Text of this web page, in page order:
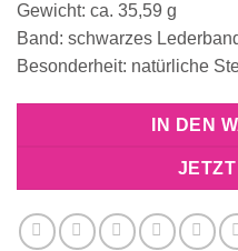
Gewicht: ca. 35,59 g
Band: schwarzes
Besonderheit: natürliche
IN DEN